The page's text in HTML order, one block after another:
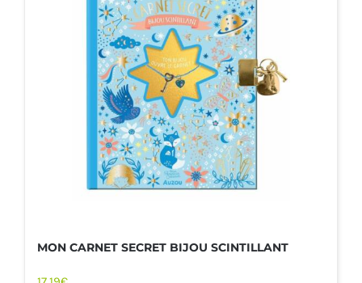
MON CARNET SECRET BIJOU SCINTILLANT